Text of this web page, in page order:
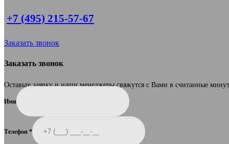
+7 (495) 215-57-67
Заказать звонок
Заказать звонок
Оставьте заявку и наши менеджеры свяжутся с Вами в считанные
Имя
Телефон *